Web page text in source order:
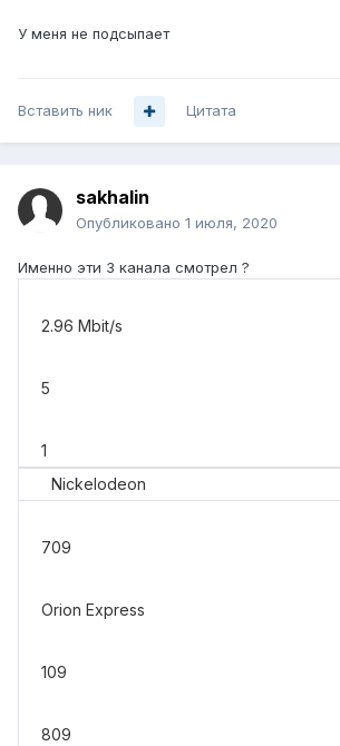
У меня не подсыпает
Вставить ник Цитата
sakhalin
Опубликовано 1 июля, 2020
Именно эти 3 канала смотрел ?
2.96 Mbit/s
5
1
Nickelodeon
709
Orion Express
109
809